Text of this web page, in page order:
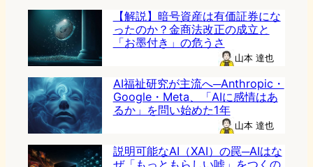
【解説】暗号資産は有価証券にな
ったのか？金商法改正の成立と
「お墨付き」の危うさ
山本 達也
AI福祉研究が主流へ─Anthropic・
Google・Meta、「AIに感情はあ
るか」を問い始めた1年
山本 達也
説明可能なAI（XAI）の罠─AIはな